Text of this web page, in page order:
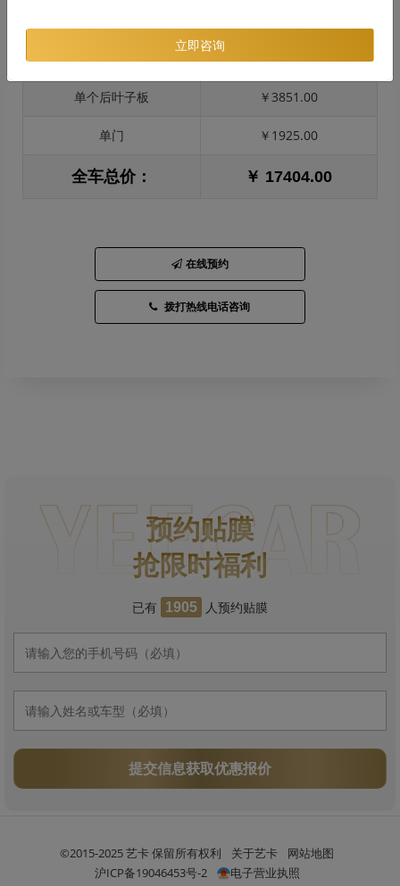
车顶 ￥2949.00
单个后叶子板 ￥3851.00
单门 ￥1925.00
全车总价： ￥ 17404.00
在线预约
拨打热线电话咨询
预约贴膜
抢限时福利
已有 1905 人预约贴膜
提交信息获取优惠报价
©2015-2025 艺卡 保留所有权利 关于艺卡
网站地图
沪ICP备19046453号-2
电子营业执照
立即咨询